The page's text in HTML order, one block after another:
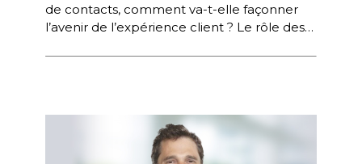
de contacts, comment va-t-elle façonner
l’avenir de l’expérience client ? Le rôle des